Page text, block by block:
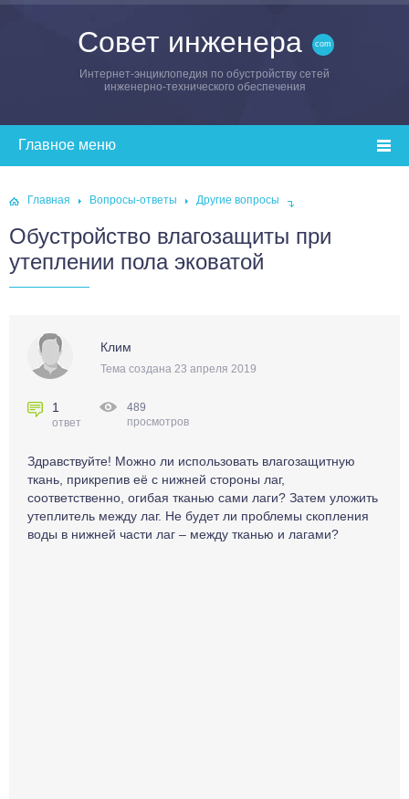
Совет инженера
Интернет-энциклопедия по обустройству сетей
инженерно-технического обеспечения
Главная Вопросы-ответы Другие вопросы
Обустройство влагозащиты при
утеплении пола эковатой
Клим
Тема создана 23 апреля 2019
1
ответ
489
просмотров
Здравствуйте! Можно ли использовать влагозащитную
ткань, прикрепив её с нижней стороны лаг,
соответственно, огибая тканью сами лаги? Затем уложить
утеплитель между лаг. Не будет ли проблемы скопления
воды в нижней части лаг – между тканью и лагами?